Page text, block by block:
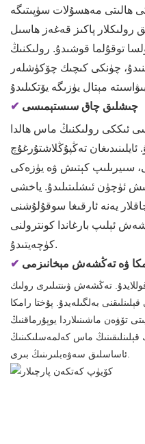
ھالىتى مەھسۇلات سۈپىتىگە
رولىكلار پاكىز قەغەز ھاسىل
توقۇلما قوشىدۇ. رولىكنىڭ
چۈنكى كىچىك چۆكۈشلەر
✔ چىشلىق چاق سىستېمىسى
ئىككى رولىكنىڭ ماس ھالدا
ئايلىنىدىغان تەڭپۇڭلاشتۇرغۇچ
سىيرىلىپ كېتىش ۋە يۈزەكى
ئۈچۈن ئىشلىتىلىدۇ. ياخشى
يەنە ئارقىغا سوقۇلۇشنى
ئېلىپ بارغاندا كونترولنى
كۈچەيتىدۇ.
✔ ۋە تەڭشەش مېخانىزمى
تەڭشەش ۋىنتىلىرى رولىك
بەلگىلەيدۇ. پۇختا رامكا
تۆۋەن ماشىنىلاردا يوپۇرماقنىڭ
ماس كەلمەسلىكىنىڭ
ئاساسلىق سەۋەبلىرىنىڭ بىرى.